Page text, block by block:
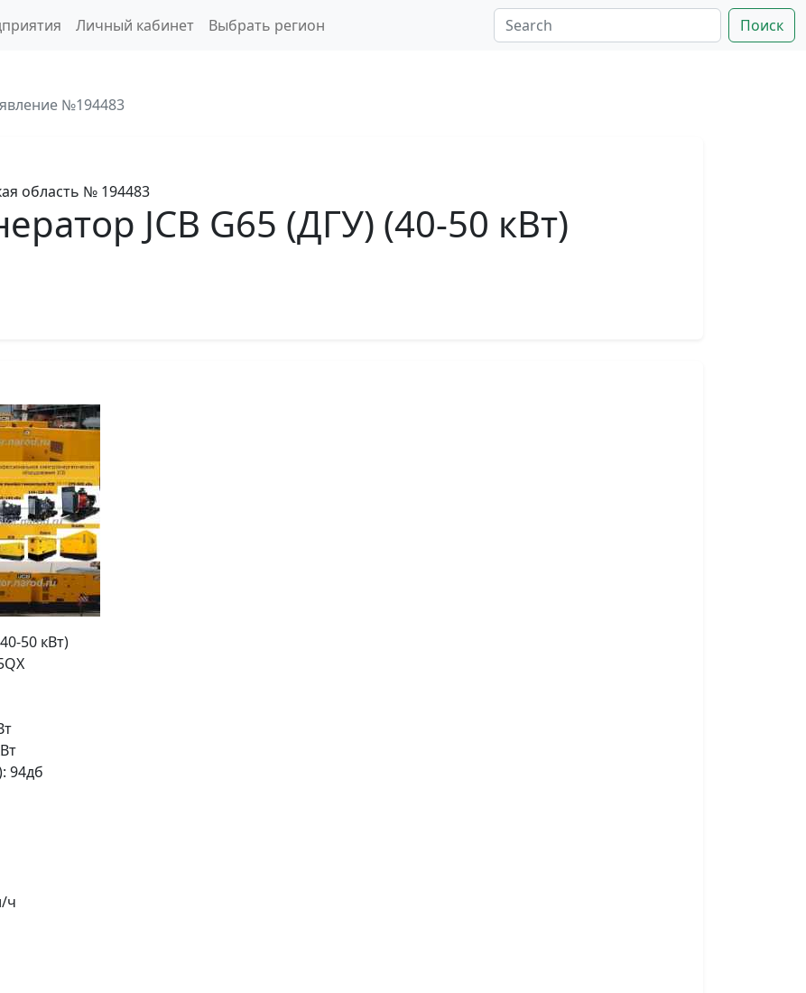
Личный кабинет Выбрать регион Поиск
№194483
область № 194483
JCB G65 (ДГУ) (40-50 кВт)
50 кВт)
94дб
ч